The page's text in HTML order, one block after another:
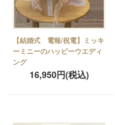
【結婚式 電報/祝電】ミッキ
ーミニーのハッピーウエディ
ング
16,950円(税込)